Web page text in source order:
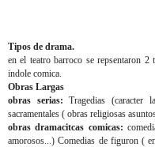
Tipos de drama.
en el teatro barroco se repsentaron
indole comica.
Obras Largas
obras serias: Tragedias (caracter
sacramentales ( obras religiosas
obras dramacitcas comicas:
amorosos...) Comedias de figuron (